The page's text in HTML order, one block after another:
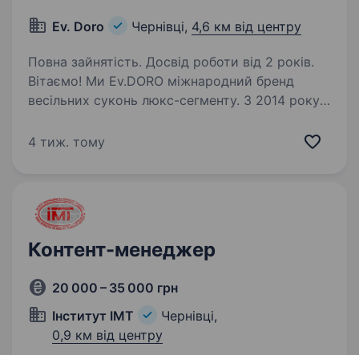
Ev. Doro Чернівці, 4,6 км від центру
Повна зайнятість. Досвід роботи від 2 років.
Вітаємо! Ми Ev.DORO міжнародний бренд
весільних суконь люкс-сегменту. З 2014 року
та розвиваємо український fashion-бренд
4 тиж. тому
Контент-менеджер
20 000 – 35 000 грн
Інститут ІМТ
Чернівці,
0,9 км від центру